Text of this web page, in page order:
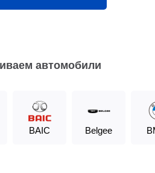
автомобили
BAIC Belgee